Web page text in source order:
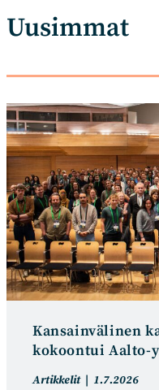
Uusimmat
Kansainvälinen
kokoontui Aalto-
A
Artikkelit
A
1.7.2026